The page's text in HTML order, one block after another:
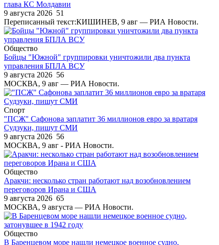
глава КС Молдавии
9 августа 2026 51
Переписанный текст:КИШИНЕВ, 9 авг — РИА Новости.
Общество
Бойцы "Южной" группировки уничтожили два пункта
управления БПЛА ВСУ
9 августа 2026 56
МОСКВА, 9 авг — РИА Новости.
Спорт
"ПСЖ" Сафонова заплатит 36 миллионов евро за вратаря
Судзуки, пишут СМИ
9 августа 2026 56
МОСКВА, 9 авг - РИА Новости.
Общество
Аракчи: несколько стран работают над возобновлением
переговоров Ирана и США
9 августа 2026 65
МОСКВА, 9 августа — РИА Новости.
Общество
В Баренцевом море нашли немецкое военное судно,